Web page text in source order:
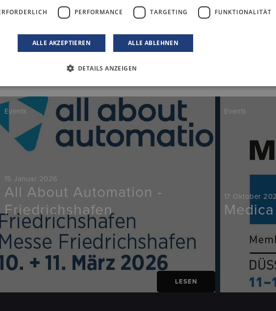
und persönliche Weiterentwicklung.
, um alle offenen Positionen zu sehen und die Rolle zu
Bereicherung für unser Team sein!
Events
15 Januar 2026
All About Automation -
Friedrichshafen
LESEN
Events
17 Oktober
PERFORMANCE TARGETING FUNKTIONALITÄT
ALLE AKZEPTIEREN ALLE ABLEHNEN
DETAILS ANZEIGEN